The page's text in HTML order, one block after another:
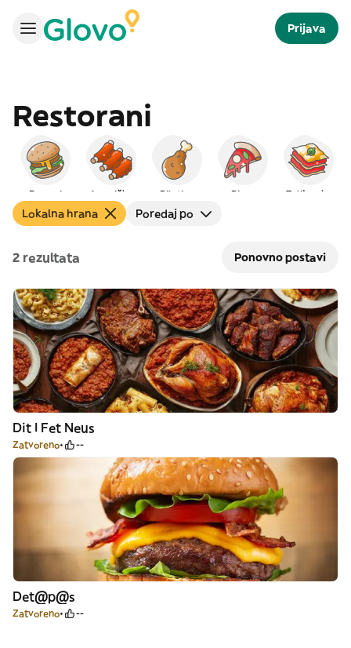
Prijava
Restorani
Burgeri Američka Piletina Pizza Talijanska
Lokalna hrana Poredaj po
2 rezultata Ponovno postavi
Dit I Fet Neus
Zatvoreno --
Det@p@s
Zatvoreno --